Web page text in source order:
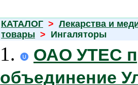
КАТАЛОГ > Лекарства и
товары > Ингаляторы
1.
ОАО УТЕС
объединение